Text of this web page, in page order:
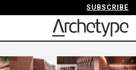
SUBSCRIBE